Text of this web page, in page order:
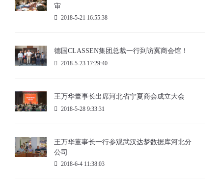
审
2018-5-21 16:55:38
德国CLASSEN集团总裁一行到访冀商会馆！
2018-5-23 17:29:40
王万华董事长出席河北省宁夏商会成立大会
2018-5-28 9:33:31
王万华董事长一行参观武汉达梦数据库河北分
公司
2018-6-4 11:38:03